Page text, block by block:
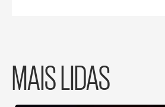
MAIS LIDAS